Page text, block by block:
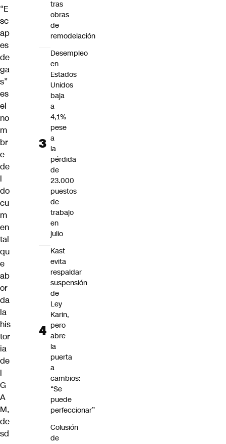
“E
sc
ap
es
de
ga
s”
es
el
no
m
br
e
de
l
do
cu
m
en
tal
qu
e
ab
or
da
la
his
tor
ia
de
l
G
A
M,
de
sd
tras
obras
de
remodelación
Desempleo
en
Estados
Unidos
baja
a
4,1%
pese
a
la
pérdida
de
23.000
puestos
de
trabajo
en
julio
Kast
evita
respaldar
suspensión
de
Ley
Karin,
pero
abre
la
puerta
a
cambios:
“Se
puede
perfeccionar”
Colusión
de